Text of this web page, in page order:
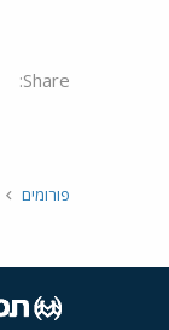
Share:
פורומים